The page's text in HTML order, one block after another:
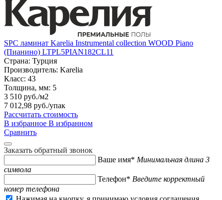
SPC ламинат Karelia Instrumental collection WOOD Piano
(Пианино) LTPL5PIAN182CL11
Страна: Турция
Производитель: Karelia
Класс: 43
Толщина, мм: 5
3 510 руб./м2
7 012,98 руб./упак
Рассчитать стоимость
В избранное В избранном
Сравнить
Заказать обратный звонок
Ваше имя* Минимальная длина 3
символа
Телефон* Введите корректный
номер телефона